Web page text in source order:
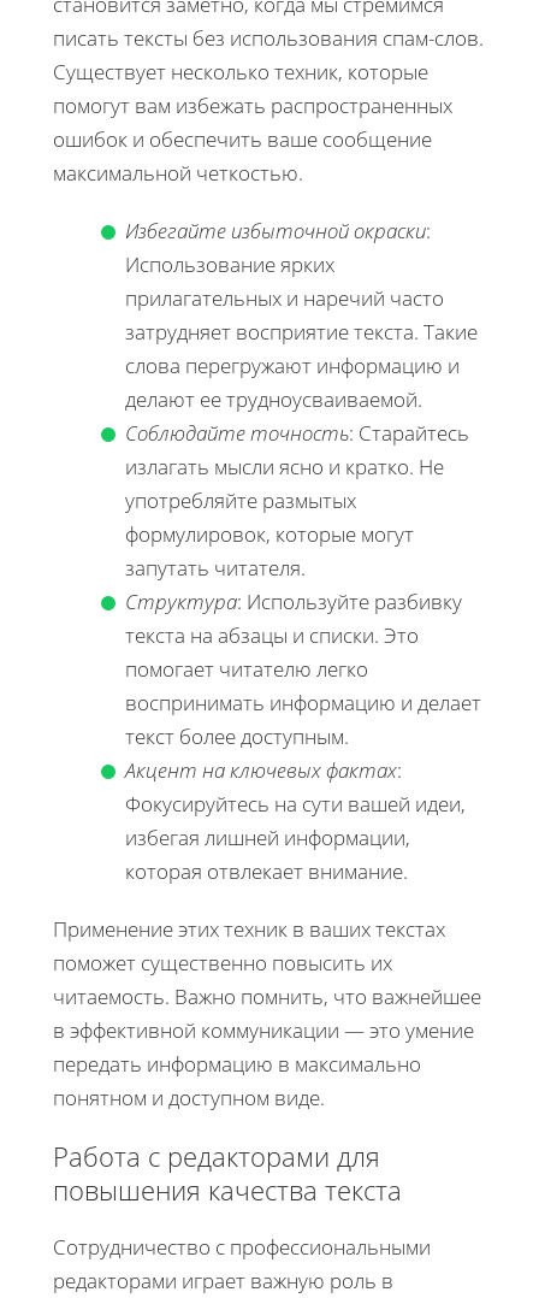
писать тексты без использования спам-слов.
Существует несколько техник, которые
помогут вам избежать распространенных
ошибок и обеспечить ваше сообщение
максимальной четкостью.
Избегайте избыточной окраски:
Использование ярких
прилагательных и наречий часто
затрудняет восприятие текста. Такие
слова перегружают информацию и
делают ее трудноусваиваемой.
Соблюдайте точность: Старайтесь
излагать мысли ясно и кратко. Не
употребляйте размытых
формулировок, которые могут
запутать читателя.
Структура: Используйте разбивку
текста на абзацы и списки. Это
помогает читателю легко
воспринимать информацию и делает
текст более доступным.
Акцент на ключевых фактах:
Фокусируйтесь на сути вашей идеи,
избегая лишней информации,
которая отвлекает внимание.
Применение этих техник в ваших текстах
поможет существенно повысить их
читаемость. Важно помнить, что важнейшее
в эффективной коммуникации — это умение
передать информацию в максимально
понятном и доступном виде.
Работа с редакторами для
повышения качества текста
Сотрудничество с профессиональными
редакторами играет важную роль в